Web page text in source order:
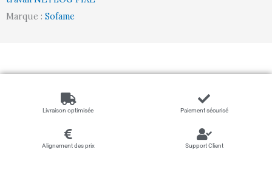
Marque : Sofame
Livraison optimisée Paiement sécurisé
Alignement des prix Support Client